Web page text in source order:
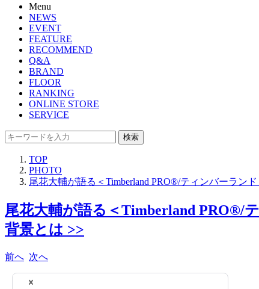
Menu
NEWS
EVENT
FEATURE
RECOMMEND
Q&A
BRAND
FLOOR
RANKING
ONLINE STORE
SERVICE
検索
TOP
PHOTO
尾花大輔が語る＜Timberland PRO®/ティンバーラ
尾花大輔が語る＜Timberland PRO®/
背景とは >>
前へ 次へ